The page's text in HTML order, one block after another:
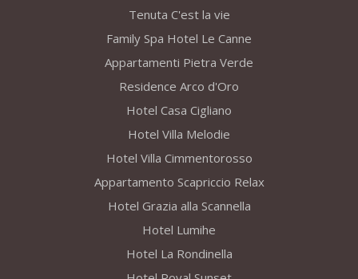
Tenuta C'est la vie
Family Spa Hotel Le Canne
Appartamenti Pietra Verde
Residence Arco d'Oro
Hotel Casa Cigliano
Hotel Villa Melodie
Hotel Villa Cimmentorosso
Appartamento Scapriccio Relax
Hotel Grazia alla Scannella
Hotel Lumihe
Hotel La Rondinella